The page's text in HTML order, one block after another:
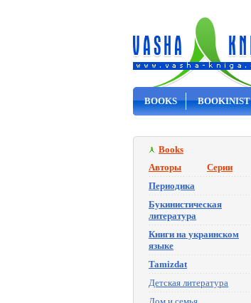
BOOKS BOOKINIST
Books
Авторы
Серии
Периодика
Букинистическая
литература
Книги на украинском
языке
Tamizdat
Детская литература